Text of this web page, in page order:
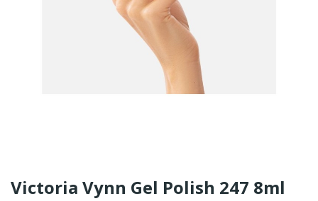
Victoria Vynn Gel Polish 247 8ml